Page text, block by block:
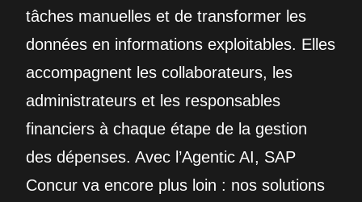
tâches manuelles et de transformer les
données en informations exploitables. Elles
accompagnent les collaborateurs, les
administrateurs et les responsables
financiers à chaque étape de la gestion
des dépenses. Avec l’Agentic AI, SAP
Concur va encore plus loin : nos solutions